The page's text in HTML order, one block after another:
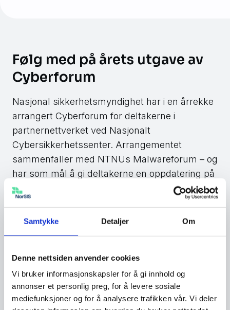
Samtykke Detaljer Om
Denne nettsiden anvender cookies
Vi bruker informasjonskapsler for å gi innhold og
annonser et personlig preg, for å levere sosiale
mediefunksjoner og for å analysere trafikken vår. Vi deler
Følg med på årets utgave av
Cyberforum
Nasjonal sikkerhetsmyndighet har i en årrekke
arrangert Cyberforum for deltakerne i
partnernettverket ved Nasjonalt
Cybersikkerhetssenter. Arrangementet
sammenfaller med NTNUs Malwareforum – og
har som mål å gi deltakerne en oppdatering på
den nyeste utviklingen innen cybersikkerhet
gjennom foredrag, debatter og erfaringsdeling.
Normalt sett er arrangementet forbeholdt
2025 og i samarbeid med NorSIS strømmer vi
deler av programmet den 28. oktober.